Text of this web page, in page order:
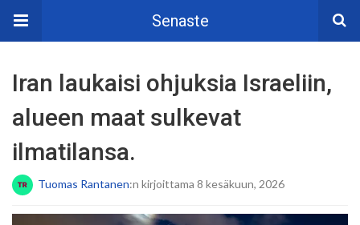
Senaste
Iran laukaisi ohjuksia Israeliin,
alueen maat sulkevat
ilmatilansa.
Tuomas Rantanen:n kirjoittama 8 kesäkuun, 2026